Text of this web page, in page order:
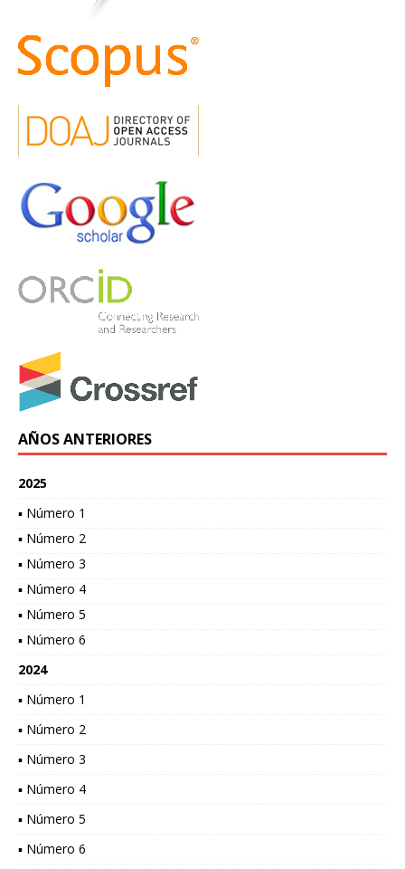
AÑOS ANTERIORES
2025
▪ Número 1
▪ Número 2
▪ Número 3
▪ Número 4
▪ Número 5
▪ Número 6
2024
▪ Número 1
▪ Número 2
▪ Número 3
▪ Número 4
▪ Número 5
▪ Número 6